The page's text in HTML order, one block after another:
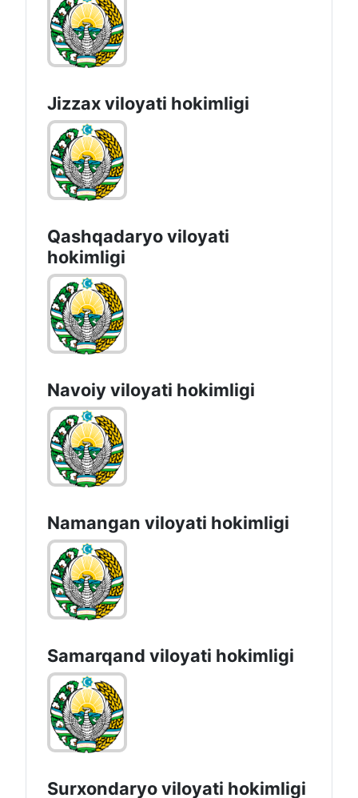
Jizzах vilоyati hоkimligi
Qashqadaryo viloyati
hоkimligi
Navoiy vilоyati hоkimligi
Namangan vilоyati hоkimligi
Samarqand viloyati hokimligi
Surxondaryo vilоyati hоkimligi